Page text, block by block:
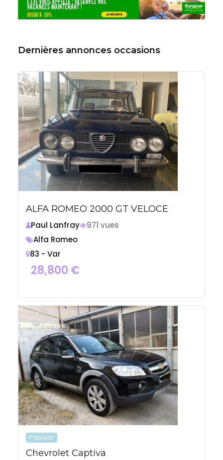
Dernières annonces occasions
ALFA ROMEO 2000 GT VELOCE
Paul Lanfray
971 vues
Alfa Romeo
83 - Var
28,800 €
Popular
Chevrolet Captiva